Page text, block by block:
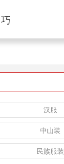
汉服
中山装
民族服装